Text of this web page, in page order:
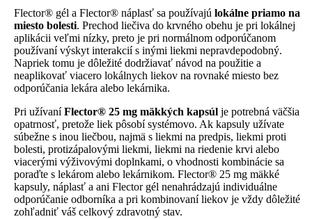
Flector® gél a Flector® náplasť sa používajú lokálne priamo na
miesto bolesti. Prechod liečiva do krvného obehu je pri lokálnej
aplikácii veľmi nízky, preto je pri normálnom odporúčanom
používaní výskyt interakcií s inými liekmi nepravdepodobný.
Napriek tomu je dôležité dodržiavať návod na použitie a
neaplikovať viacero lokálnych liekov na rovnaké miesto bez
odporúčania lekára alebo lekárnika.
Pri užívaníFlector® 25 mg mäkkých kapsúl je potrebná väčšia
opatrnosť, pretože liek pôsobí systémovo. Ak kapsuly užívate
súbežne s inou liečbou, najmä s liekmi na predpis, liekmi proti
bolesti, protizápalovými liekmi, liekmi na riedenie krvi alebo
viacerými výživovými doplnkami, o vhodnosti kombinácie sa
poraďte s lekárom alebo lekárnikom. Flector® 25 mg mäkké
kapsuly, náplasť a ani Flector gél nenahrádzajú individuálne
odporúčanie odborníka a pri kombinovaní liekov je vždy dôležité
zohľadniť váš celkový zdravotný stav.